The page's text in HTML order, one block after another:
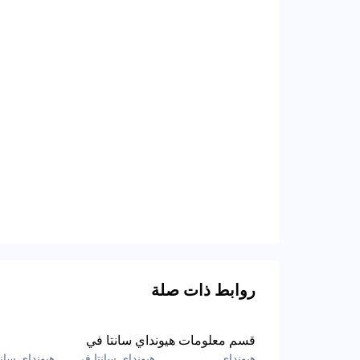
روابط ذات صلة
قسم معلومات هيونداي سانتا في